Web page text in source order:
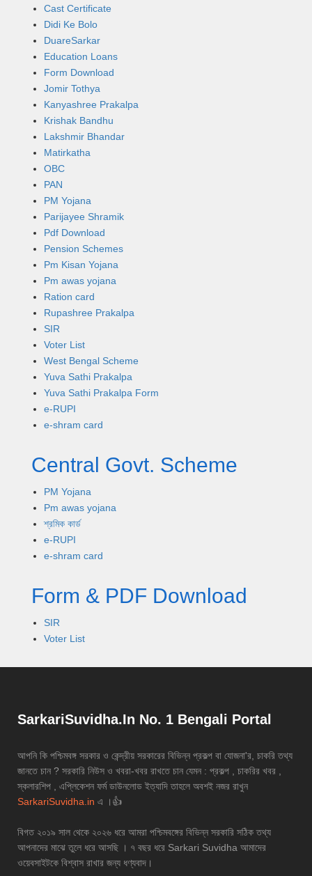
Cast Certificate
Didi Ke Bolo
DuareSarkar
Education Loans
Form Download
Jomir Tothya
Kanyashree Prakalpa
Krishak Bandhu
Lakshmir Bhandar
Matirkatha
OBC
PAN
PM Yojana
Parijayee Shramik
Pdf Download
Pension Schemes
Pm Kisan Yojana
Pm awas yojana
Ration card
Rupashree Prakalpa
SIR
Voter List
West Bengal Scheme
Yuva Sathi Prakalpa
Yuva Sathi Prakalpa Form
e-RUPI
e-shram card
Central Govt. Scheme
PM Yojana
Pm awas yojana
শ্রমিক কার্ড
e-RUPI
e-shram card
Form & PDF Download
SIR
Voter List
SarkariSuvidha.In No. 1 Bengali Portal
আপনি কি পশ্চিমবঙ্গ সরকার ও কেন্দ্রীয় সরকারের বিভিন্ন প্রকল্প বা যোজনা'র, চাকরি তথ্য
জানতে চান ? সরকারি নিউস ও খবরা-খবর রাখতে চান যেমন : প্রকল্প , চাকরির খবর ,
স্কলারশিপ , এপ্লিকেশন ফর্ম ডাউনলোড ইত্যাদি তাহলে অবশই নজর রাখুন
SarkariSuvidha.in এ ।👍
বিগত ২০১৯ সাল থেকে ২০২৬ ধরে আমরা পশ্চিমবঙ্গের বিভিন্ন সরকারি সঠিক তথ্য
আপনাদের মাঝে তুলে ধরে আসছি । ৭ বছর ধরে Sarkari Suvidha আমাদের
ওয়েবসাইটকে বিশ্বাস রাখার জন্য ধণ্যবাদ।